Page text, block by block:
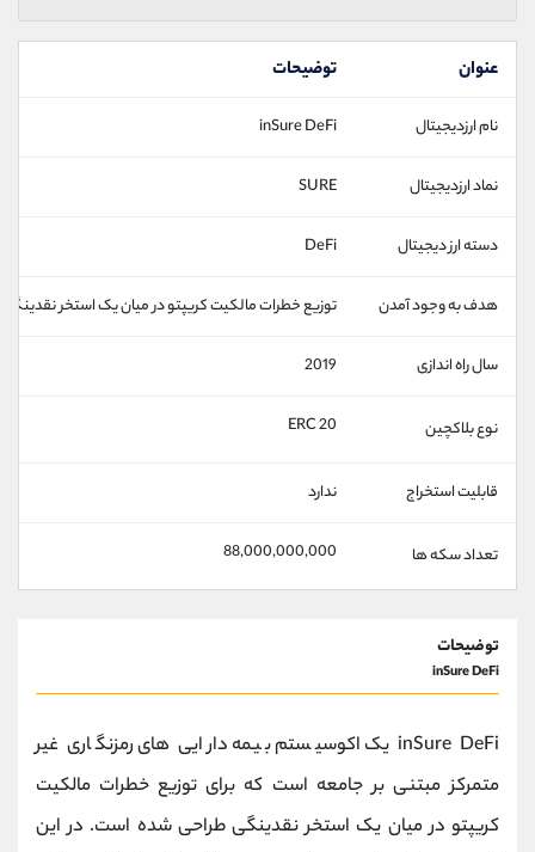
عنوان توضیحات
نام ارزدیجیتال inSure DeFi
نماد ارزدیجیتال SURE
دسته ارز دیجیتال DeFi
هدف به وجود آمدن توزیع خطرات مالکیت کریپتو در میان یک استخر نقدینگی
سال راه اندازی 2019
نوع بلاکچین ERC 20
قابلیت استخراج ندارد
تعداد سکه ها 88,000,000,000
توضیحات
inSure DeFi
inSure DeFi یک اکوسیستم بیمه دارایی های رمزنگاری غیر
متمرکز مبتنی بر جامعه است که برای توزیع خطرات مالکیت
کریپتو در میان یک استخر نقدینگی طراحی شده است. در این